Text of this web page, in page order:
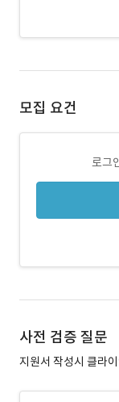
모집 요건
로그
사전 검증 질문
지원서 작성시 클라